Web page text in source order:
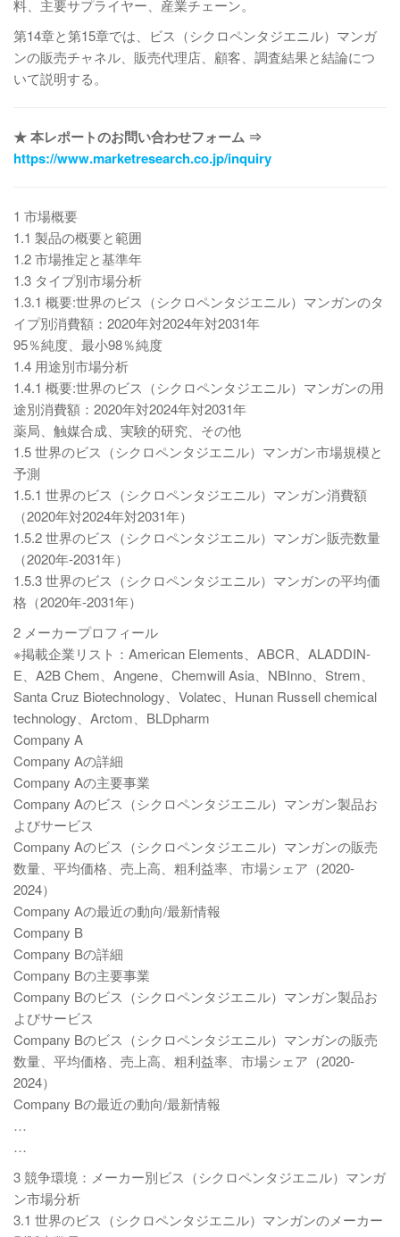
料、主要サプライヤー、産業チェーン。
第14章と第15章では、ビス（シクロペンタジエニル）マンガ
ンの販売チャネル、販売代理店、顧客、調査結果と結論につ
いて説明する。
★ 本レポートのお問い合わせフォーム ⇒
https://www.marketresearch.co.jp/inquiry
1 市場概要
1.1 製品の概要と範囲
1.2 市場推定と基準年
1.3 タイプ別市場分析
1.3.1 概要:世界のビス（シクロペンタジエニル）マンガンのタ
イプ別消費額：2020年対2024年対2031年
95％純度、最小98％純度
1.4 用途別市場分析
1.4.1 概要:世界のビス（シクロペンタジエニル）マンガンの用
途別消費額：2020年対2024年対2031年
薬局、触媒合成、実験的研究、その他
1.5 世界のビス（シクロペンタジエニル）マンガン市場規模と
予測
1.5.1 世界のビス（シクロペンタジエニル）マンガン消費額
（2020年対2024年対2031年）
1.5.2 世界のビス（シクロペンタジエニル）マンガン販売数量
（2020年-2031年）
1.5.3 世界のビス（シクロペンタジエニル）マンガンの平均価
格（2020年-2031年）
2 メーカープロフィール
※掲載企業リスト：American Elements、ABCR、ALADDIN-
E、A2B Chem、Angene、Chemwill Asia、NBInno、Strem、
Santa Cruz Biotechnology、Volatec、Hunan Russell chemical
technology、Arctom、BLDpharm
Company A
Company Aの詳細
Company Aの主要事業
Company Aのビス（シクロペンタジエニル）マンガン製品お
よびサービス
Company Aのビス（シクロペンタジエニル）マンガンの販売
数量、平均価格、売上高、粗利益率、市場シェア（2020-
2024）
Company Aの最近の動向/最新情報
Company B
Company Bの詳細
Company Bの主要事業
Company Bのビス（シクロペンタジエニル）マンガン製品お
よびサービス
Company Bのビス（シクロペンタジエニル）マンガンの販売
数量、平均価格、売上高、粗利益率、市場シェア（2020-
2024）
Company Bの最近の動向/最新情報
…
…
3 競争環境：メーカー別ビス（シクロペンタジエニル）マンガ
ン市場分析
3.1 世界のビス（シクロペンタジエニル）マンガンのメーカー